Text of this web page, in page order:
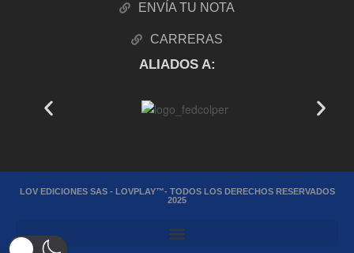
ENVÍA TU NOTA
CARRERAS
ALIADOS A:
LOV EDICIONES SAS - LOVPLAY™- TODOS LOS DERECHOS RESERVADOS
2025